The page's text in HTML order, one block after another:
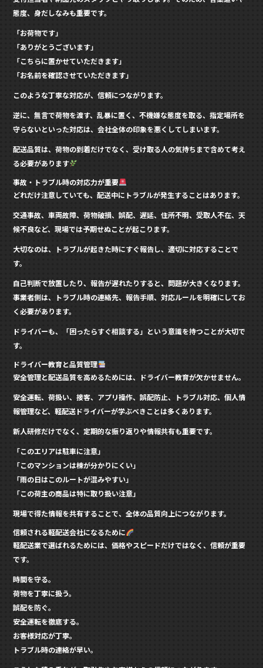
態度、身だしなみも重要です。
「お荷物です」
「ありがとうございます」
「こちらに置かせていただきます」
「お名前を確認させていただきます」
このような丁寧な対応が、信頼につながります。
逆に、無言で荷物を渡す、乱暴に置く、不機嫌な態度を取る、指定場所を
守らないといった対応は、会社全体の印象を悪くしてしまいます。
配送品質は、荷物の到着だけでなく、受け取る人の気持ちまで含めて考え
る必要があります
事故・トラブル時の対応力が重要
どれだけ注意していても、配送中にトラブルが発生することはあります。
交通事故、車両故障、荷物破損、誤配、遅延、住所不明、受取人不在、天
候不良など、現場では予期せぬことが起こります。
大切なのは、トラブルが起きた時にすぐ報告し、適切に対応することで
す。
自己判断で放置したり、報告が遅れたりすると、問題が大きくなります。
事業者側は、トラブル時の連絡先、報告手順、対応ルールを明確にしてお
く必要があります。
ドライバーも、「困ったらすぐ相談する」という意識を持つことが大切で
す。
ドライバー教育と品質管理
安全管理と配送品質を高めるためには、ドライバー教育が欠かせません。
安全運転、荷扱い、接客、アプリ操作、誤配防止、トラブル対応、個人情
報管理など、軽配送ドライバーが学ぶべきことは多くあります。
新人研修だけでなく、定期的な振り返りや情報共有も重要です。
「このエリアは駐車に注意」
「このマンションは棟が分かりにくい」
「雨の日はこのルートが混みやすい」
「この荷主の商品は特に取り扱い注意」
現場で得た情報を共有することで、全体の品質向上につながります。
信頼される軽配送会社になるために
軽配送業で選ばれるためには、価格やスピードだけではなく、信頼が重要
です。
時間を守る。
荷物を丁寧に扱う。
誤配を防ぐ。
安全運転を徹底する。
お客様対応が丁寧。
トラブル時の連絡が早い。